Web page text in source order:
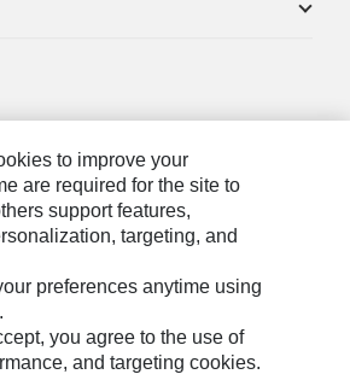
to improve your
are required for the site to
support features,
targeting, and
preferences anytime using
you agree to the use of
and targeting cookies.